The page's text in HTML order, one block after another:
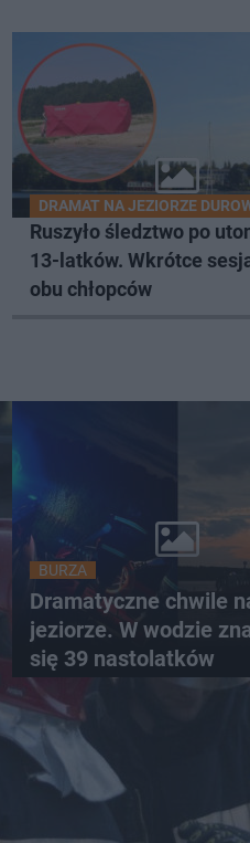
DRAMAT NA JEZIORZE
Ruszyło śledztwo po
13-latków. Wkrótce
obu chłopców
BURZA
Dramatyczne chwile
jeziorze. W wodzie
się 39 nastolatków